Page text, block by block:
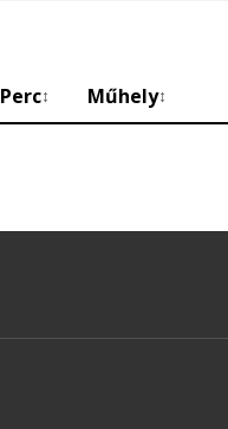
Perc↕ Műhely↕